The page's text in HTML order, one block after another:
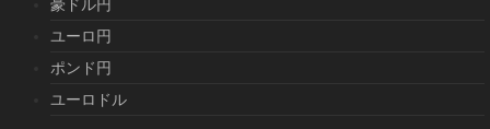
豪ドル円
ユーロ円
ポンド円
ユーロドル